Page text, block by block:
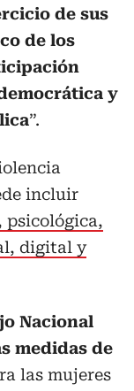
de sus
de los
y
”.
incluir
psicológica,
digital y
Nacional
medidas de
las mujeres